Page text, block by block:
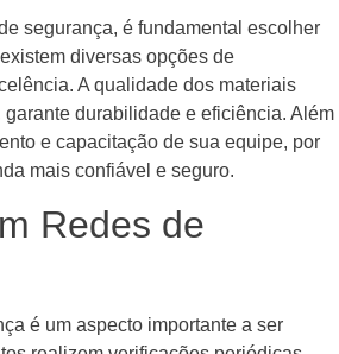
segurança, é fundamental escolher
diversas opções de
A qualidade dos materiais
durabilidade e eficiência. Além
e capacitação de sua equipe, por
mais confiável e seguro.
Redes de
é um aspecto importante a ser